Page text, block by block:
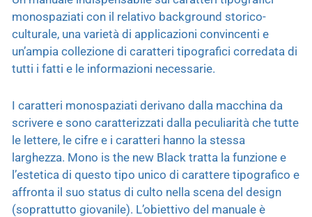
monospaziati con il relativo background storico-
culturale, una varietà di applicazioni convincenti e
un’ampia collezione di caratteri tipografici corredata di
tutti i fatti e le informazioni necessarie.
I caratteri monospaziati derivano dalla macchina da
scrivere e sono caratterizzati dalla peculiarità che tutte
le lettere, le cifre e i caratteri hanno la stessa
larghezza. Mono is the new Black tratta la funzione e
l’estetica di questo tipo unico di carattere tipografico e
affronta il suo status di culto nella scena del design
(soprattutto giovanile). L’obiettivo del manuale è